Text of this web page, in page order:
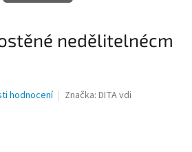
nedělitelnécm
hodnocení Značka: DITA vdi